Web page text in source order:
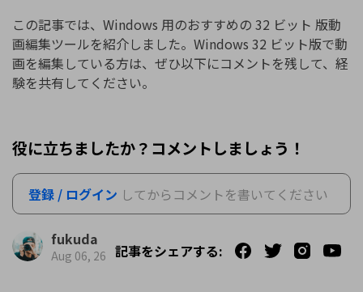
この記事では、Windows 用のおすすめの 32 ビット 版動
画編集ツールを紹介しました。Windows 32 ビット版で動
画を編集している方は、ぜひ以下にコメントを残して、経
験を共有してください。
役に立ちましたか？コメントしましょう！
登録 / ログイン してからコメントを書いてください
fukuda
Aug 06, 26 記事をシェアする: